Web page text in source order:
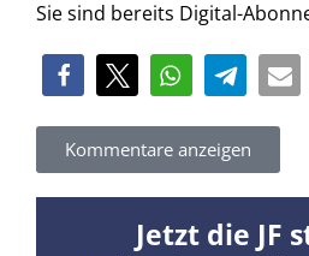
Sie sind bereits Digital-
Kommentare anzeigen
Jetzt die JF